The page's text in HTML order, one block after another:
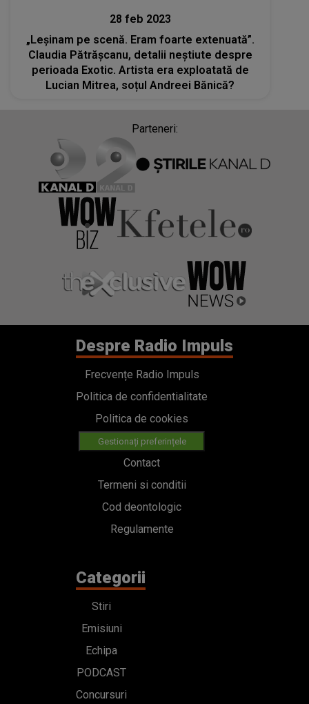
28 feb 2023
„Leșinam pe scenă. Eram foarte extenuată”.
Claudia Pătrășcanu, detalii neștiute despre
perioada Exotic. Artista era exploatată de
Lucian Mitrea, soțul Andreei Bănică?
Parteneri:
Despre Radio Impuls
Frecvențe Radio Impuls
Politica de confidentialitate
Politica de cookies
Gestionați preferințele
Contact
Termeni si conditii
Cod deontologic
Regulamente
Categorii
Stiri
Emisiuni
Echipa
PODCAST
Concursuri